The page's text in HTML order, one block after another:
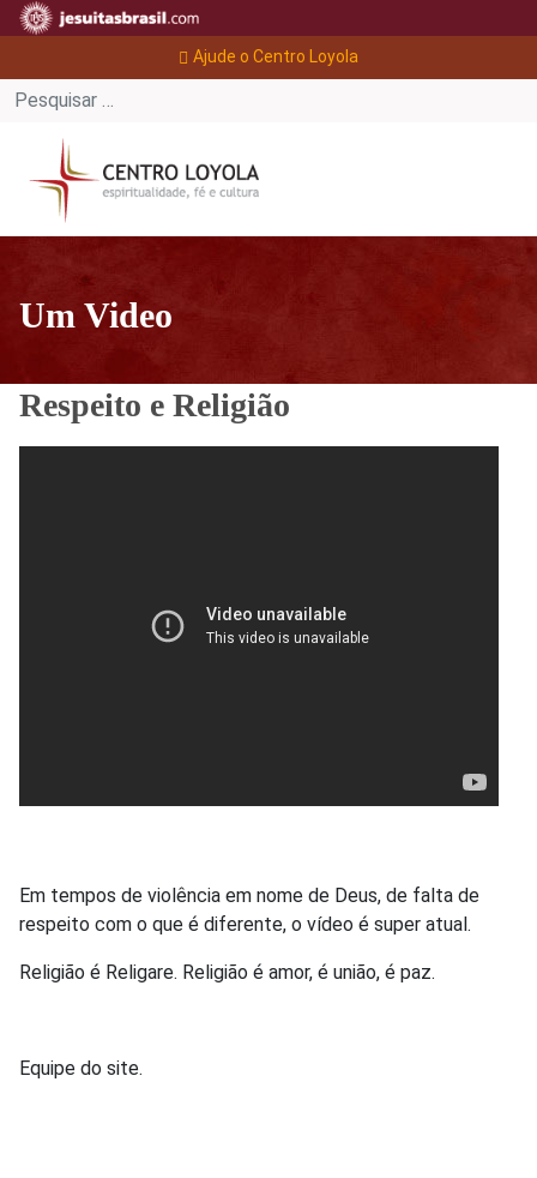
Ajude o Centro Loyola
Um Video
Respeito e Religião
Em tempos de violência em nome de Deus, de falta de
respeito com o que é diferente, o vídeo é super atual.
Religião é Religare. Religião é amor, é união, é paz.
Equipe do site.